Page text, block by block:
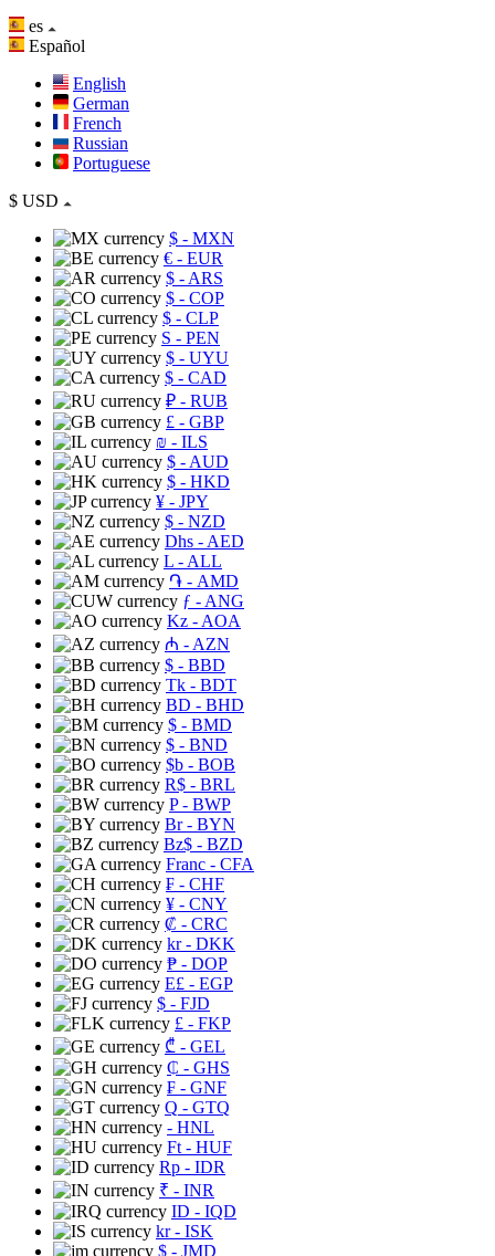
es
Español
English
German
French
Russian
Portuguese
$ USD
$ - MXN
€ - EUR
$ - ARS
$ - COP
$ - CLP
S - PEN
$ - UYU
$ - CAD
₽ - RUB
£ - GBP
₪ - ILS
$ - AUD
$ - HKD
¥ - JPY
$ - NZD
Dhs - AED
L - ALL
֏ - AMD
ƒ - ANG
Kz - AOA
₼ - AZN
$ - BBD
Tk - BDT
BD - BHD
$ - BMD
$ - BND
$b - BOB
R$ - BRL
P- BWP
Br- BYN
Bz$ - BZD
Franc - CFA
₣ - CHF
¥ - CNY
₡ - CRC
kr- DKK
₱ - DOP
E£ - EGP
$ - FJD
£ - FKP
₾ - GEL
₵ - GHS
₣ - GNF
Q - GTQ
- HNL
Ft - HUF
Rp - IDR
₹ - INR
ID - IQD
kr- ISK
$ - JMD